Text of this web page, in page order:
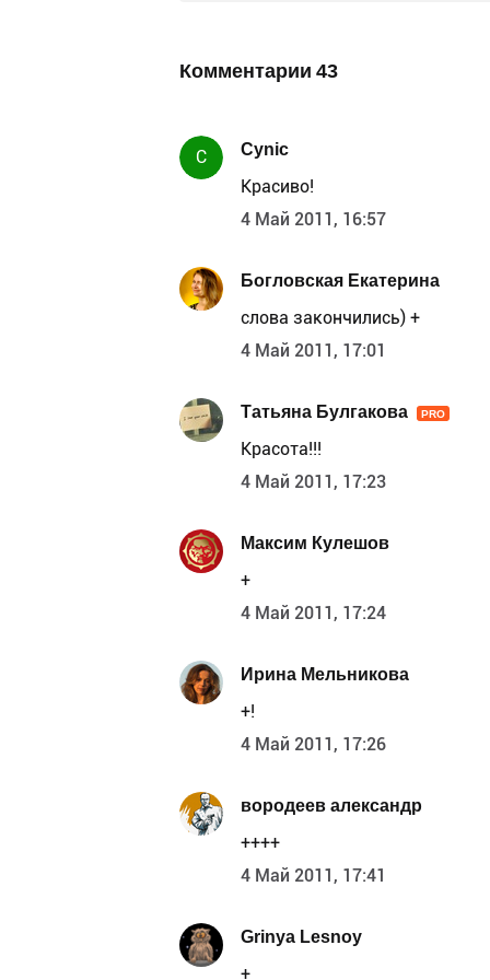
Комментарии 43
C Cynic
Красиво!
4 Май 2011, 16:57
Богловская Екатерина
слова закончились) +
4 Май 2011, 17:01
Татьяна Булгакова PRO
Красота!!!
4 Май 2011, 17:23
Максим Кулешов
+
4 Май 2011, 17:24
Ирина Мельникова
+!
4 Май 2011, 17:26
вородеев александр
++++
4 Май 2011, 17:41
Grinya Lesnoy
+